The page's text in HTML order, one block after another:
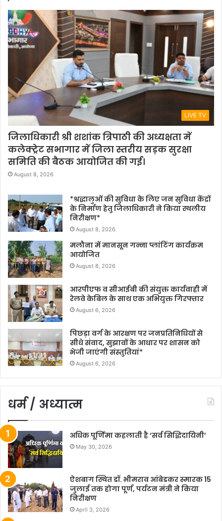
LIVE TV
जिलाधिकारी श्री शशांक त्रिपाठी की अध्यक्षता में
कलेक्ट्रेट सभागार में जिला स्तरीय सड़क सुरक्षा
समिति की बैठक आयोजित की गई।
August 8, 2026
*श्रद्धालुओं की सुविधा के लिए जन सुविधा केंद्रों
के निर्माण हेतु जिलाधिकारी ने किया स्थलीय
निरीक्षण*
August 8, 2026
मलौना में मानसून गन्ना प्लांटिंग कार्यक्रम
आयोजित
August 8, 2026
आरपीएफ व सीआईबी की संयुक्त कार्यवाही में
रेलवे केबिल के साथ एक अभियुक्त गिरफ्तार
August 6, 2026
पिछड़ा वर्ग के आरक्षण पर जनप्रतिनिधियों से
सीधे संवाद, सुझावों के आधार पर शासन को
भेजी जाएंगी संस्तुतियां*
August 6, 2026
धर्म / अध्यात्म
अधिक पूर्णिमा कहलाती है ‘सर्व सिद्धिदायिनी’
May 30, 2026
ऐशबाग स्थित डॉ. भीमराव आंबेडकर स्मारक 15
जुलाई तक होगा पूर्ण, पर्यटन मंत्री ने किया
निरीक्षण
April 3, 2026